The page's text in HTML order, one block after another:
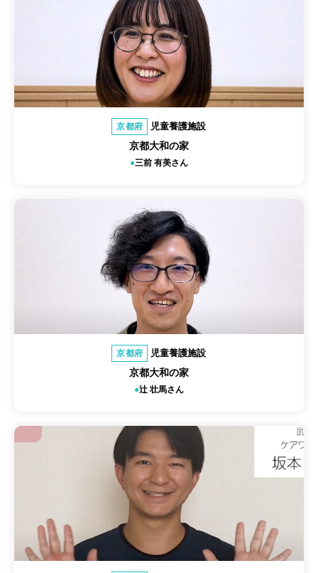
京都府 児童養護施設
京都大和の家
三前 有美さん
京都府 児童養護施設
京都大和の家
辻 壮馬さん